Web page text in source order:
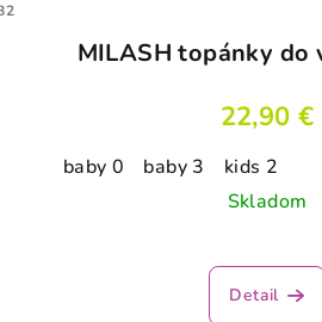
MILASH topánky do
22,90 €
baby 0 baby 3
kids 2
Skladom
Detail